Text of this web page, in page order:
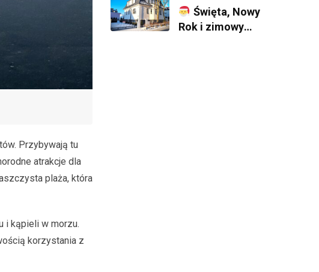
Przybywają tu
atrakcje dla
plaża, która
i kąpieli w morzu.
korzystania z
Święta, Nowy
Rok i zimowy